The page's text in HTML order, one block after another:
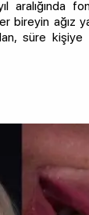
aralığında
bireyin ağız
süre